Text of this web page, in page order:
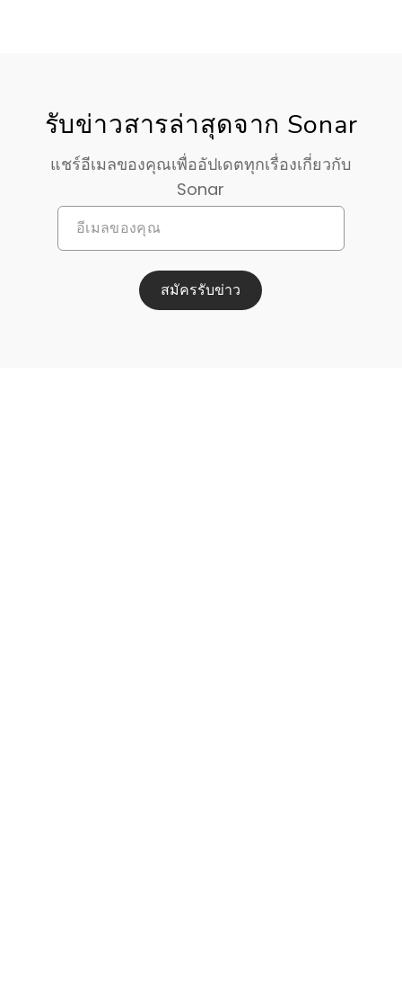
รับข่าวสารล่าสุดจาก Sonar
แชร์อีเมลของคุณเพื่ออัปเดตทุกเรื่องเกี่ยวกับ
Sonar
สมัครรับข่าว